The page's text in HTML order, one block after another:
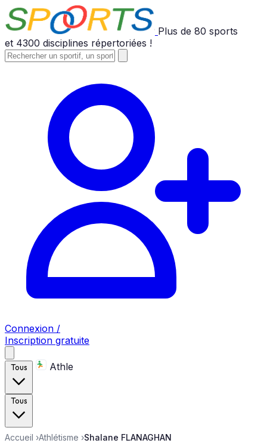
Plus de 80 sports
et 4300 disciplines répertoriées !
Connexion /
Inscription gratuite
Tous Athle
Tous
Accueil ›Athlétisme ›Shalane FLANAGHAN